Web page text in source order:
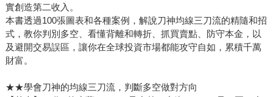
實創造第二收入。
本書透過100張圖表和各種案例，解說刀神均線三刀流的精隨和招
式，教你判別多空、看懂背離和轉折、抓買賣點、防守本金，以
及避開交易誤區，讓你在全球投資市場都能攻守自如，累積千萬
財富。
★★學會刀神的均線三刀流，判斷多空做對方向